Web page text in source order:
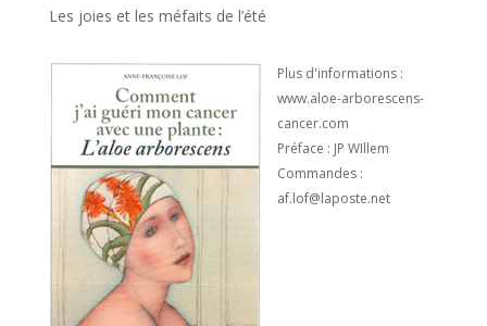
Les joies et les méfaits de l’été
Plus d'informations :
www.aloe-arborescens-
cancer.com
Préface : JP WIllem
Commandes :
af.lof@laposte.net